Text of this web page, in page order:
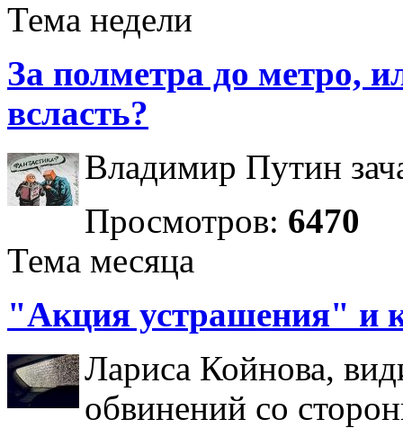
Тема недели
За полметра до метро,
всласть?
Владимир Путин
Просмотров: 6470
Тема месяца
"Акция устрашения" и
Лариса Койнова,
обвинений со